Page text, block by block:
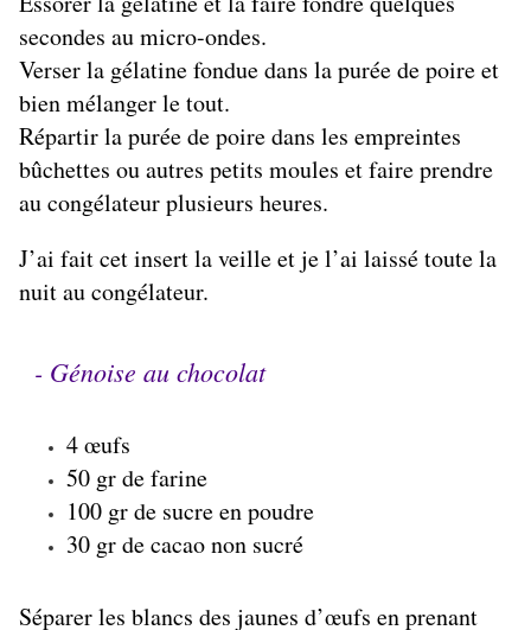
secondes au micro-ondes.
Verser la gélatine fondue dans la purée de poire et
bien mélanger le tout.
Répartir la purée de poire dans les empreintes
bûchettes ou autres petits moules et faire prendre
au congélateur plusieurs heures.
J’ai fait cet insert la veille et je l’ai laissé toute la
nuit au congélateur.
- Génoise au chocolat
4 œufs
50 gr de farine
100 gr de sucre en poudre
30 gr de cacao non sucré
Séparer les blancs des jaunes d’œufs en prenant